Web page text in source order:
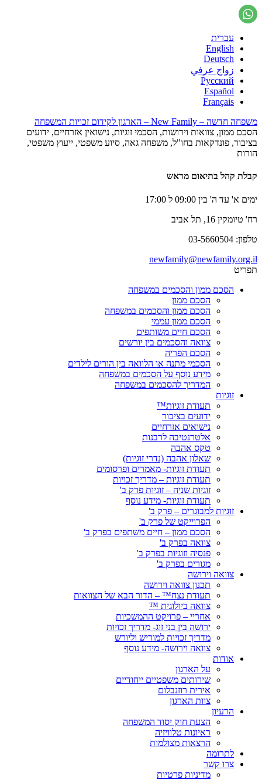
עברית
English
Deutsch
زواج عرفي
Русский
Español
Français
משפחה חדשה – New Family – הארגון לקידום זכויות המשפחה
הסכם ממון, צוואות וירושות, הסכמי זוגיות, נישואין אזרחיים, ידועים
בציבור, פונדקאות בחו"ל, משפחה גאה, סיוע משפטי, ייעוץ משפטי,
הורות
קבלת קהל בתיאום מראש
ימים א' עד ה' בין 09:00 ל 17:00
רח' טיומקין 16, תל אביב
טלפון: 03-5660504
newfamily@newfamily.org.il
תפריט
הסכם ממון והסכמים במשפחה
הסכם ממון
הסכם ממון והסכמים במשפחה
הסכם ממון עממי
הסכם חיים משותפים
צוואה והסכמים בין יורשים
הסכם הפריה
הסכמי מתנה או הלוואה בין הורים לילדים
מידע נוסף על הסכמים במשפחה
המדריך להסכמים במשפחה
זוגיות
תעודת זוגיות™
ידועים בציבור
נישואים אזרחיים
אלטרנטיבה לרבנות
טקס אהבה
שאלון אהבה (נדרי זוגיות)
תעודת זוגיות- מאמרים ופרסומים
תעודת זוגיות – מדריך זכויות
זוגיות שניה – זוגיות פרק ב'
תעודת זוגיות- מידע נוסף
זוגיות למבוגרים – פרק ב'
הפרוייקט של פרק ב'
הסכם ממון – חיים משתפים בפרק ב'
צוואה בפרק ב'
פנסיה וזוגיות בפרק ב'
מגורים בפרק ב'
צוואה וירושה
תכנון צוואה וירושה
תעודת נצח™ – הדור הבא של הצוואות
צוואה ביולוגית ™
אחריי – פרויקט ההמשכיות
ירושה בין בני זוג- מדריך זכויות
מדריך זכויות למוריש וליורש
צוואה וירושה- מידע נוסף
אודות
על הארגון
שירותים משפטיים ייחודיים
אירית רוזנבלום
צוות הארגון
הרעיון
הצעת חוק יסוד המשפחה
ראיונות טלוויזיה
הרצאות מצולמות
לתרומה
צרו קשר
מדיניות פרטיות